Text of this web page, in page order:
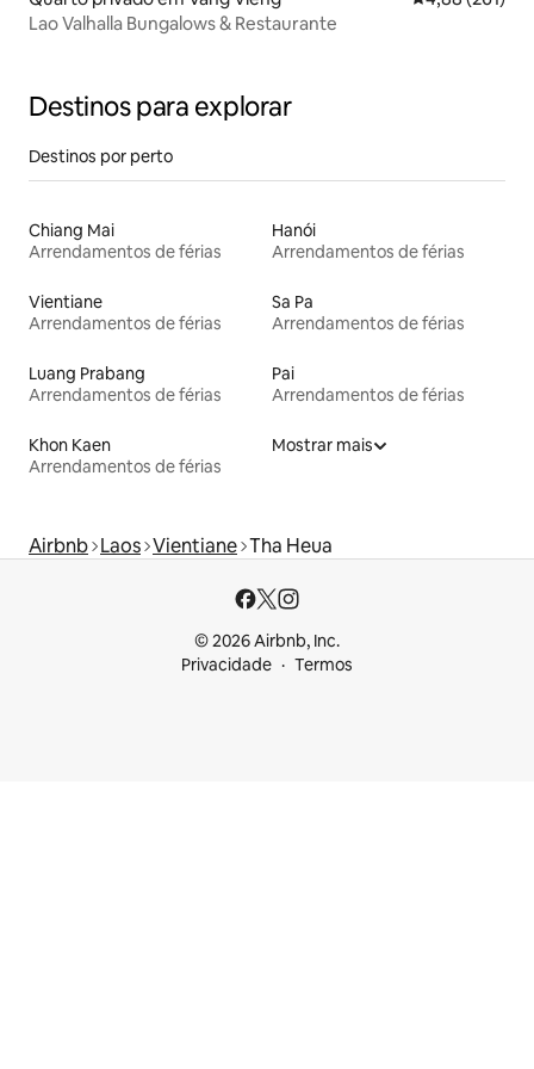
Lao Valhalla Bungalows & Restaurante
Destinos para explorar
Destinos por perto
Chiang Mai
Arrendamentos de férias
Hanói
Arrendamentos de férias
Vientiane
Arrendamentos de férias
Sa Pa
Arrendamentos de férias
Luang Prabang
Arrendamentos de férias
Pai
Arrendamentos de férias
Khon Kaen
Arrendamentos de férias
Mostrar mais
Airbnb Laos Vientiane Tha Heua
© 2026 Airbnb, Inc.
Privacidade
Termos